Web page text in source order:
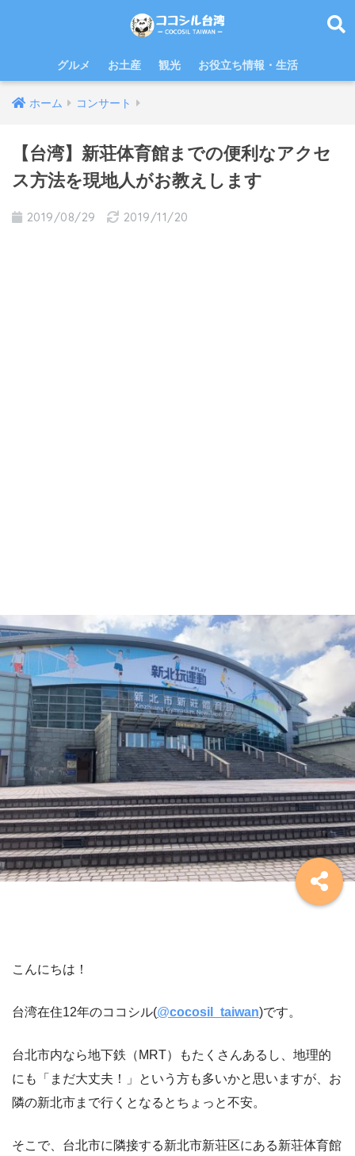
グルメ お土産 観光 お役立ち情報・生活
ホーム コンサート
【台湾】新荘体育館までの便利なアクセ
ス方法を現地人がお教えします
2019/08/29 2019/11/20
こんにちは！
台湾在住12年のココシル(@cocosil_taiwan)です。
台北市内なら地下鉄（MRT）もたくさんあるし、地理的
にも「まだ大丈夫！」という方も多いかと思いますが、お
隣の新北市まで行くとなるとちょっと不安。
そこで、台北市に隣接する新北市新荘区にある新荘体育館